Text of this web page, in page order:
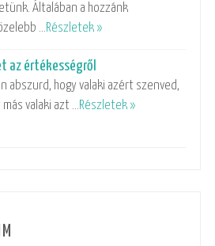
Általában a hozzánk
…Részletek »
az értékességről
abszurd, hogy valaki azért szenved,
valaki azt …Részletek »